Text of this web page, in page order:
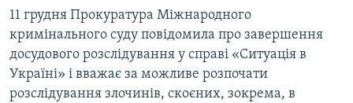
11 грудня Прокуратура Міжнародного
кримінального суду повідомила про завершення
досудового розслідування у справі «Ситуація в
Україні» і вважає за можливе розпочати
розслідування злочинів, скоєних, зокрема, в